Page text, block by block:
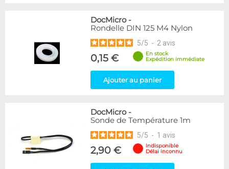
DocMicro-
Rondelle DIN 125 M4 Nylon
5/5 - 2 avis
0,15 €
En stock
Expédition immédiate
Ajouter au panier
DocMicro-
Sonde de Température 1m
5/5 - 1 avis
2,90 €
Indisponible
Délai inconnu